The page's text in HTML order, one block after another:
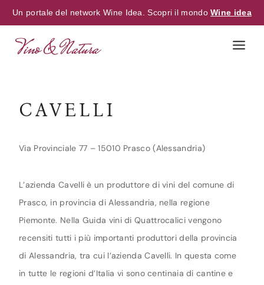
Un portale del network Wine Idea. Scopri il mondoWine idea
CAVELLI
Via Provinciale 77 – 15010 Prasco (Alessandria)
L’azienda Cavelli è un produttore di vini del comune di
Prasco, in provincia di Alessandria, nella regione
Piemonte. Nella Guida vini di Quattrocalici vengono
recensiti tutti i più importanti produttori della provincia
di Alessandria, tra cui l’azienda Cavelli. In questa come
in tutte le regioni d’Italia vi sono centinaia di cantine e